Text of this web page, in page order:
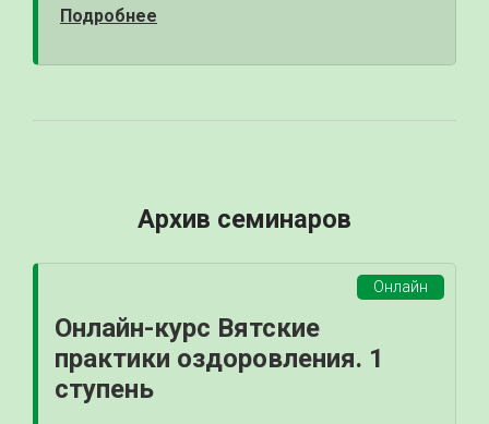
Подробнее
Архив семинаров
Онлайн-курс Вятские
практики оздоровления. 1
ступень
Онлайн